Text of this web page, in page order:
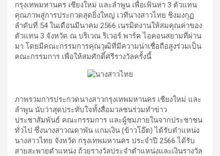
กรุงเทพมหานคร เชียงใหม่ และลำพูน เพื่อเฟ้นหา 3 ตัวแทน
คุณภาพสู่การประกวดสุดยิ่งใหญ่ เวทีนางสาวไทย ชิงมงกุฏ
ลำดับที่ 54 ในเดือนมีนาคม 2566 เนรมิตงานให้สมคุณค่าของ
ตัวแทน 3 จังหวัด ณ บริเวณ ริเวอร์ พาร์ค ไอคอนสยามที่ผ่าน
มา โดยมีคณะกรรมการคุณวุฒิที่มีความน่าเชื่อถือสูงร่วมเป็น
คณะกรรมการ เพื่อให้สมศักดิ์ศรีรางวัลครั้งนี้
ภาพรวมการประกวดนางสาวกรุงเทพมหานคร เชียงใหม่ และ
ลำพูน นับว่าสุดประทับใจทั้งสื่อมวลชนร่วมทำข่าว
ประชาสัมพันธ์ คณะกรรมการ และผู้ชมภายในจากประชาชน
ทั่วไป ซึ่งนางสาวณดาพัน แกมเงิน (ข้าวโอ๊ต) ได้รับตำแหน่ง
นางสาวไทย จังหวัด กรุงเทพมหานคร ประจำปี 2566 ได้รับ
สายสะพายตำแหน่ง ถ้วยรางวัลประจำตำแหน่งและเงินรางวัล